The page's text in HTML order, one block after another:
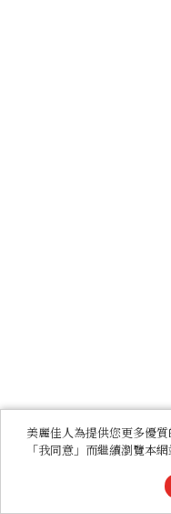
美麗佳人為提供您更多優
「我同意」而繼續瀏覽本